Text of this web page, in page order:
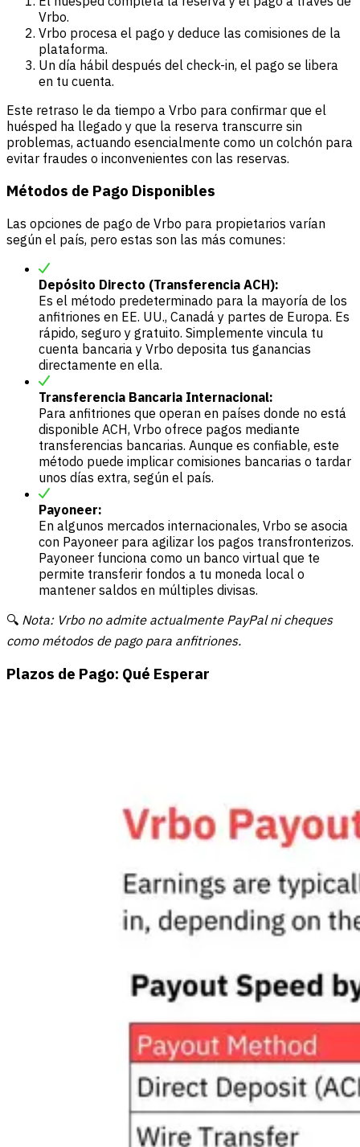
Vrbo.
Vrbo procesa el pago y deduce las comisiones de la
plataforma.
Un día hábil después del check-in, el pago se libera
en tu cuenta.
Este retraso le da tiempo a Vrbo para confirmar que el
huésped ha llegado y que la reserva transcurre sin
problemas, actuando esencialmente como un colchón para
evitar fraudes o inconvenientes con las reservas.
Métodos de Pago Disponibles
Las opciones de pago de Vrbo para propietarios varían
según el país, pero estas son las más comunes:
Depósito Directo (Transferencia ACH):
Es el método predeterminado para la mayoría de los
anfitriones en EE. UU., Canadá y partes de Europa. Es
rápido, seguro y gratuito. Simplemente vincula tu
cuenta bancaria y Vrbo deposita tus ganancias
directamente en ella.
Transferencia Bancaria Internacional:
Para anfitriones que operan en países donde no está
disponible ACH, Vrbo ofrece pagos mediante
transferencias bancarias. Aunque es confiable, este
método puede implicar comisiones bancarias o tardar
unos días extra, según el país.
Payoneer:
En algunos mercados internacionales, Vrbo se asocia
con Payoneer para agilizar los pagos transfronterizos.
Payoneer funciona como un banco virtual que te
permite transferir fondos a tu moneda local o
mantener saldos en múltiples divisas.
🔍 Nota: Vrbo no admite actualmente PayPal ni cheques
como métodos de pago para anfitriones.
Plazos de Pago: Qué Esperar